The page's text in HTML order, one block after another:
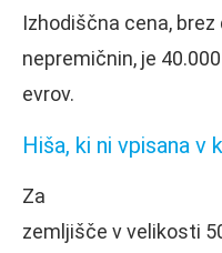
Izhodiščna cena,
nepremičnin, je
evrov.
Hiša, ki ni vpisana v
Za
zemljišče v velikosti